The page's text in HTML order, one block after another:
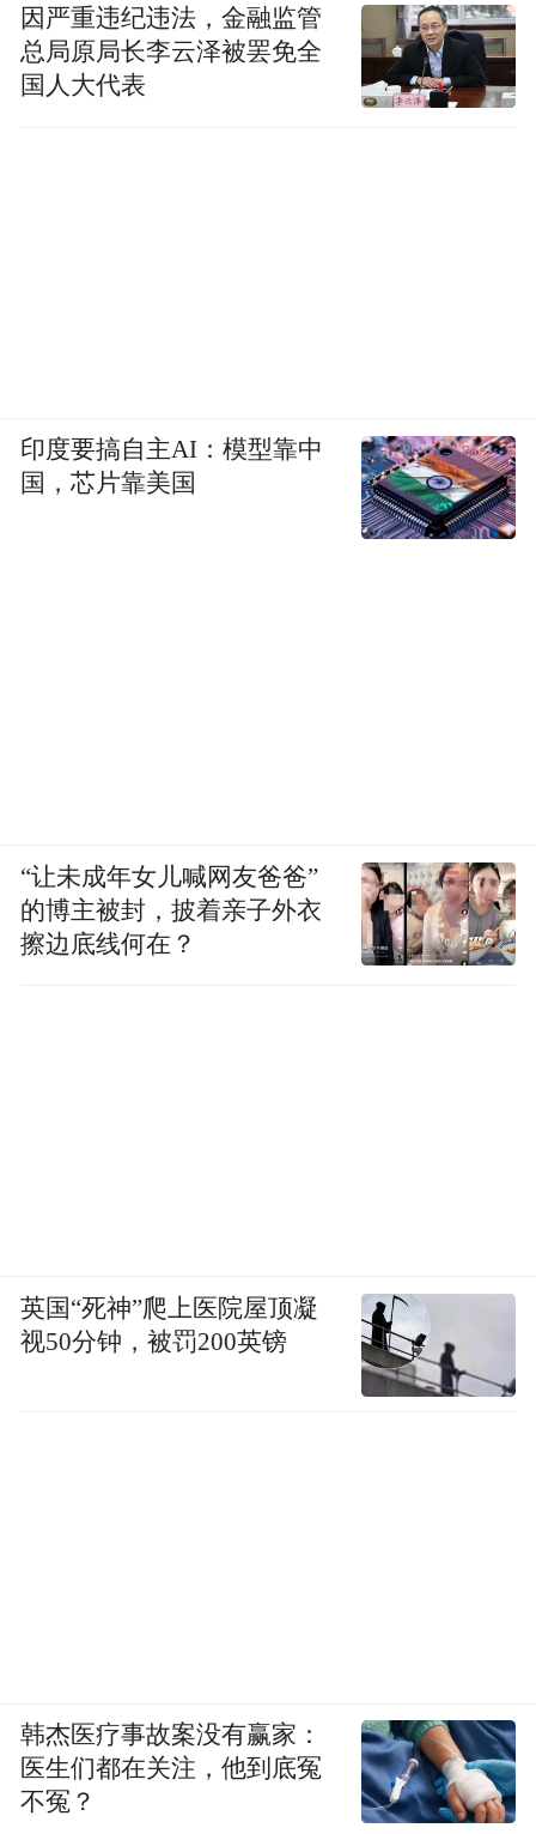
因严重违纪违法，金融监管
总局原局长李云泽被罢免全
国人大代表
印度要搞自主AI：模型靠中
国，芯片靠美国
“让未成年女儿喊网友爸爸”
的博主被封，披着亲子外衣
擦边底线何在？
英国“死神”爬上医院屋顶凝
视50分钟，被罚200英镑
韩杰医疗事故案没有赢家：
医生们都在关注，他到底冤
不冤？